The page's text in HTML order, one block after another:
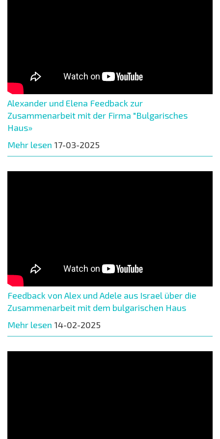
Alexander und Elena Feedback zur
Zusammenarbeit mit der Firma "Bulgarisches
Haus»
Mehr lesen 17-03-2025
Feedback von Alex und Adele aus Israel über die
Zusammenarbeit mit dem bulgarischen Haus
Mehr lesen 14-02-2025